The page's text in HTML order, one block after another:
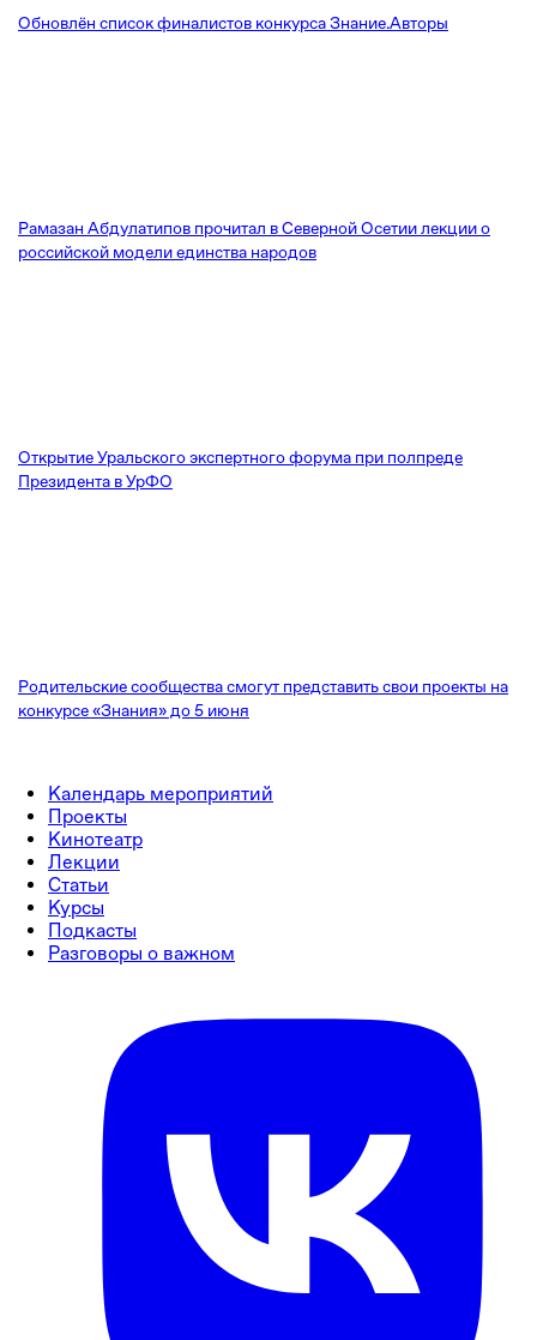
Обновлён список финалистов конкурса Знание.Авторы
Рамазан Абдулатипов прочитал в Северной Осетии лекции о
российской модели единства народов
Открытие Уральского экспертного форума при полпреде
Президента в УрФО
Родительские сообщества смогут представить свои проекты на
конкурсе «Знания» до 5 июня
Календарь мероприятий
Проекты
Кинотеатр
Лекции
Статьи
Курсы
Подкасты
Разговоры о важном